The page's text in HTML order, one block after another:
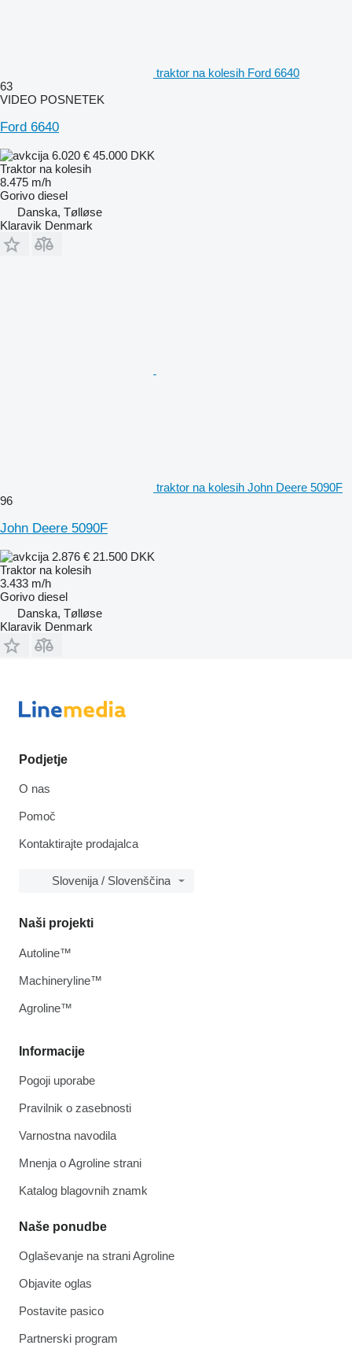
traktor na kolesih Ford 6640
63
VIDEO POSNETEK
Ford 6640
6.020 € 45.000 DKK
Traktor na kolesih
8.475 m/h
Gorivo diesel
Danska, Tølløse
Klaravik Denmark
traktor na kolesih John Deere 5090F
96
John Deere 5090F
2.876 € 21.500 DKK
Traktor na kolesih
3.433 m/h
Gorivo diesel
Danska, Tølløse
Klaravik Denmark
Podjetje
O nas
Pomoč
Kontaktirajte prodajalca
Slovenija / Slovenščina
Informacije
Pogoji uporabe
Pravilnik o zasebnosti
Varnostna navodila
Mnenja o Agroline strani
Katalog blagovnih znamk
Naše ponudbe
Oglaševanje na strani Agroline
Objavite oglas
Postavite pasico
Partnerski program
Naši projekti
Autoline™
Machineryline™
Agroline™